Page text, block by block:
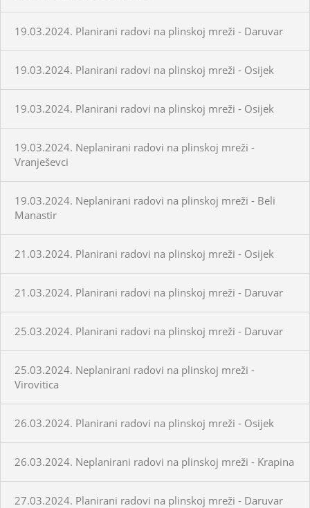
19.03.2024. Planirani radovi na plinskoj mreži - Daruvar
19.03.2024. Planirani radovi na plinskoj mreži - Osijek
19.03.2024. Planirani radovi na plinskoj mreži - Osijek
19.03.2024. Neplanirani radovi na plinskoj mreži -
Vranješevci
19.03.2024. Neplanirani radovi na plinskoj mreži - Beli
Manastir
21.03.2024. Planirani radovi na plinskoj mreži - Osijek
21.03.2024. Planirani radovi na plinskoj mreži - Daruvar
25.03.2024. Planirani radovi na plinskoj mreži - Daruvar
25.03.2024. Neplanirani radovi na plinskoj mreži -
Virovitica
26.03.2024. Planirani radovi na plinskoj mreži - Osijek
26.03.2024. Neplanirani radovi na plinskoj mreži - Krapina
27.03.2024. Planirani radovi na plinskoj mreži - Daruvar